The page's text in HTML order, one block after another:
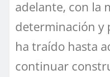
adelante, con la
determinación y
ha traído hasta
continuar